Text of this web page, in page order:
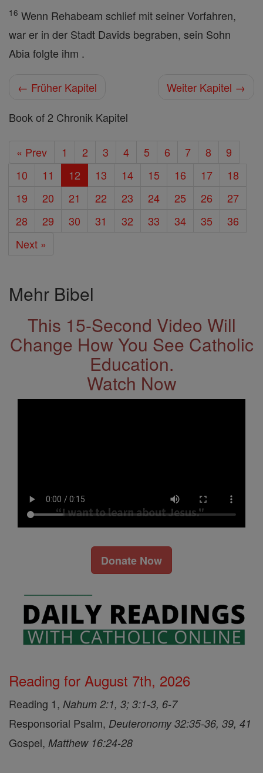
16 Wenn Rehabeam schlief mit seiner Vorfahren,
war er in der Stadt Davids begraben, sein Sohn
Abia folgte ihm .
← Früher Kapitel
Weiter Kapitel →
Book of 2 Chronik Kapitel
« Prev 1 2 3 4 5 6 7 8
9
10
11 12 13 14 15 16 17
18
19
20 21 22 23 24 25 26
27
28
29 30 31 32 33 34 35
36
Next »
Mehr Bibel
This 15-Second Video Will
Change How You See Catholic
Education.
Watch Now
Donate Now
Reading for August 7th, 2026
Reading 1, Nahum 2:1, 3; 3:1-3, 6-7
Responsorial Psalm, Deuteronomy 32:35-36, 39, 41
Gospel, Matthew 16:24-28